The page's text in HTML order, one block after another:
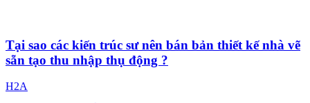
Tại sao các kiến trúc sư nên bán bản thiết kế nhà vẽ
sẵn tạo thu nhập thụ động ?
H2A